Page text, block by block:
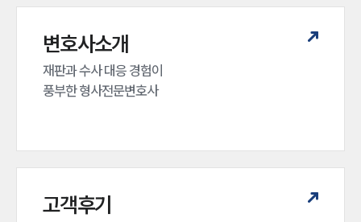
변호사소개
재판과 수사 대응 경험이
풍부한 형사전문변호사
고객후기